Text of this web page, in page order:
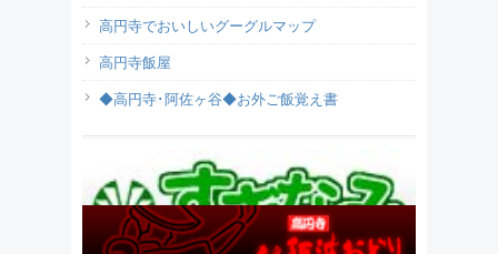
高円寺でおいしいグーグルマップ
高円寺飯屋
◆高円寺･阿佐ヶ谷◆お外ご飯覚え書